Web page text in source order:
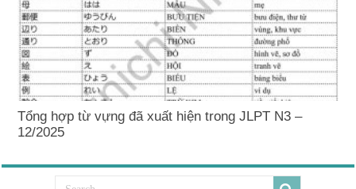
Tổng hợp từ vựng đã xuất hiện trong JLPT N3 –
12/2025